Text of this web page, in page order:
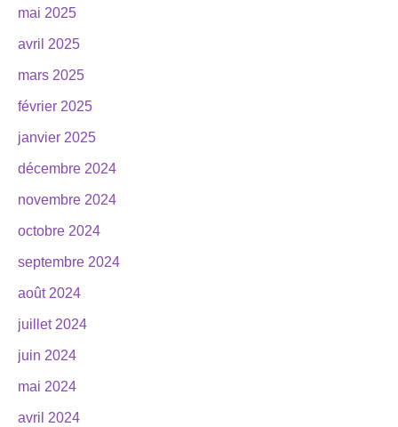
mai 2025
avril 2025
mars 2025
février 2025
janvier 2025
décembre 2024
novembre 2024
octobre 2024
septembre 2024
août 2024
juillet 2024
juin 2024
mai 2024
avril 2024